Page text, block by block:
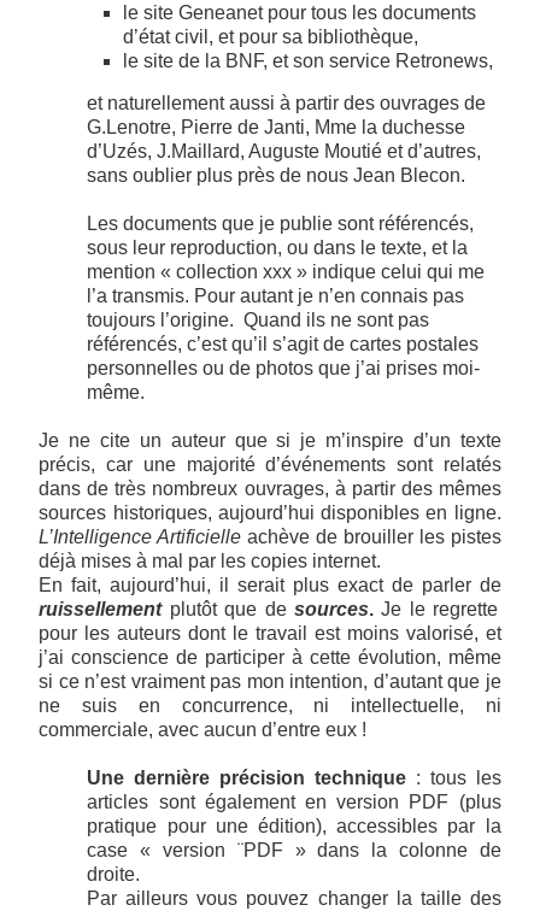
le site Geneanet pour tous les documents
d’état civil, et pour sa bibliothèque,
le site de la BNF, et son service Retronews,
et naturellement aussi à partir des ouvrages de
G.Lenotre, Pierre de Janti, Mme la duchesse
d’Uzés, J.Maillard, Auguste Moutié et d’autres,
sans oublier plus près de nous Jean Blecon.
Les documents que je publie sont référencés,
sous leur reproduction, ou dans le texte, et la
mention « collection xxx » indique celui qui me
l’a transmis. Pour autant je n’en connais pas
toujours l’origine. Quand ils ne sont pas
référencés, c’est qu’il s’agit de cartes postales
personnelles ou de photos que j’ai prises moi-
même.
Je ne cite un auteur que si je m’inspire d’un texte
précis, car une majorité d’événements sont relatés
dans de très nombreux ouvrages, à partir des mêmes
sources historiques, aujourd’hui disponibles en ligne.
L’Intelligence Artificielle achève de brouiller les pistes
déjà mises à mal par les copies internet.
En fait, aujourd’hui, il serait plus exact de parler de
ruissellementplutôt que de sources. Je le regrette
pour les auteurs dont le travail est moins valorisé, et
j’ai conscience de participer à cette évolution, même
si ce n’est vraiment pas mon intention, d’autant que je
ne suis en concurrence, ni intellectuelle, ni
commerciale, avec aucun d’entre eux !
Une dernière précision technique : tous les
articles sont également en version PDF (plus
pratique pour une édition), accessibles par la
case « version ¨PDF » dans la colonne de
droite.
Par ailleurs vous pouvez changer la taille des